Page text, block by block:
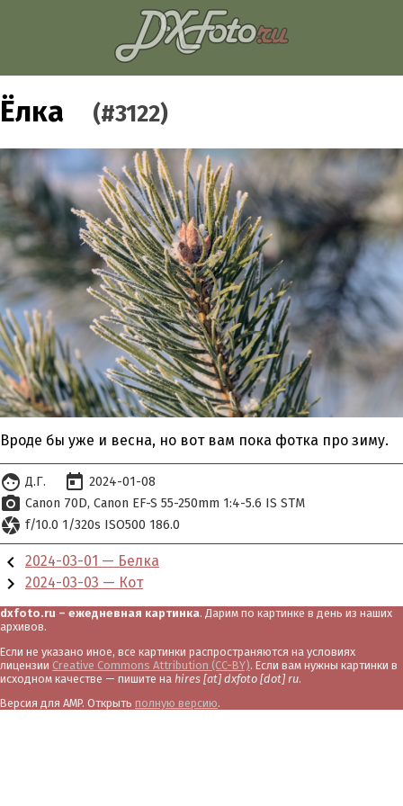
Ёлка (#3122)
Вроде бы уже и весна, но вот вам пока фотка про зиму.
face Д.Г. today 2024-01-08
photo_camera Canon 70D Canon EF-S 55-250mm 1:4-5.6 IS STM
camera f/10.0 1/320s ISO500 186.0
chevron_left 2024-03-01 — Белка
chevron_right 2024-03-03 — Кот
dxfoto.ru – ежедневная картинка. Дарим по картинке в день из наших
архивов.
Если не указано иное, все картинки распространяются на условиях
лицензии Creative Commons Attribution (CC-BY). Если вам нужны картинки в
исходном качестве — пишите на hires [at] dxfoto [dot] ru.
Версия для AMP. Открыть полную версию.